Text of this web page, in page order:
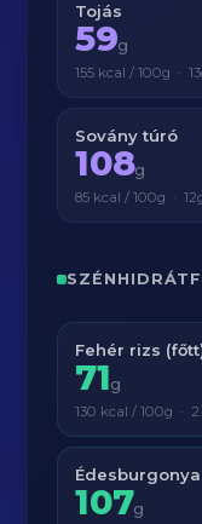
Tojás
59g
155 kcal / 100g ·
Sovány túró
108g
85 kcal / 100g ·
Fehér rizs
71g
130 kcal / 100g ·
Édesburgonya
107g